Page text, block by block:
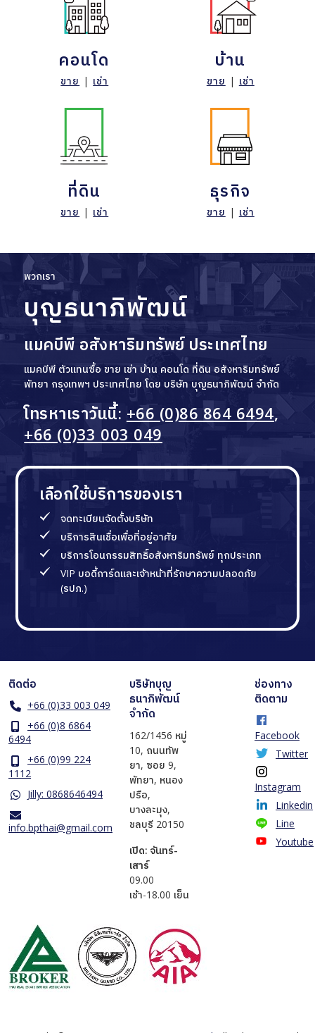
คอนโด
ขาย | เช่า
บ้าน
ขาย | เช่า
ที่ดิน
ขาย | เช่า
ธุรกิจ
ขาย | เช่า
พวกเรา
บุญธนาภิพัฒน์
แมคบีพี อสังหาริมทรัพย์ ประเทศไทย
แมคบีพี ตัวแทนซื้อ ขาย เช่า บ้าน คอนโด ที่ดิน อสังหาริมทรัพย์
พัทยา กรุงเทพฯ ประเทศไทย โดย บริษัท บุญธนาภิพัฒน์ จำกัด
โทรหาเราวันนี้: +66 (0)86 864 6494,
+66 (0)33 003 049
เลือกใช้บริการของเรา
จดทะเบียนจัดตั้งบริษัท
บริการสินเชื่อเพื่อที่อยู่อาศัย
บริการโอนกรรมสิทธิ์อสังหาริมทรัพย์ ทุกประเภท
VIP บอดี้การ์ดและเจ้าหน้าที่รักษาความปลอดภัย
(รปภ.)
ติดต่อ
+66 (0)33 003 049
+66 (0)8 6864
6494
+66 (0)99 224
1112
Jilly: 0868646494
info.bpthai@gmail.com
บริษัทบุญ
ธนาภิพัฒน์
จำกัด
162/1456 หมู่
10, ถนนทัพ
ยา, ซอย 9,
พัทยา, หนอง
ปรือ,
บางละมุง,
ชลบุรี 20150
เปิด: จันทร์-
เสาร์
​09.00
เช้า-18.00 เย็น
ช่องทาง
ติดตาม
Facebook
Twitter
Instagram
Linkedin
Line
Youtube